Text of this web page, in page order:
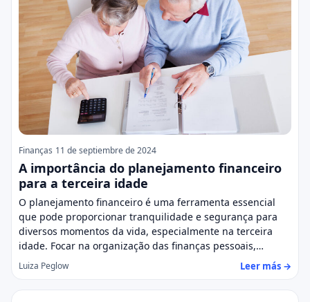
Finanças 11 de septiembre de 2024
A importância do planejamento financeiro
para a terceira idade
O planejamento financeiro é uma ferramenta essencial
que pode proporcionar tranquilidade e segurança para
diversos momentos da vida, especialmente na terceira
idade. Focar na organização das finanças pessoais,…
Luiza Peglow Leer más →